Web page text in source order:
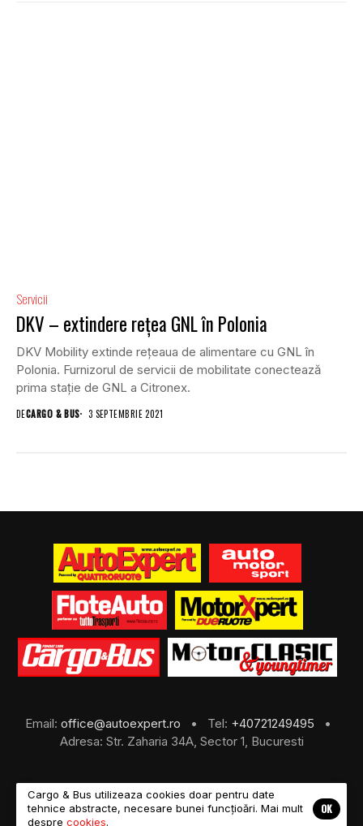
Servicii
DKV – extindere rețea GNL în Polonia
DKV Mobility extinde rețeaua de alimentare cu GNL în
Polonia. Furnizorul de servicii de mobilitate conectează
prima stație de GNL a Citronex.
DECARGO & BUS 3 SEPTEMBRIE 2021
Email: office@autoexpert.ro • Tel: +40721249495
•
Adresa: Str. Zaharia 34A, Sector 1, Bucuresti
©2026 Cargo & Bus
Cargo & Bus utilizeaza cookies doar pentru date
tehnice abstracte, necesare bunei funcțioări. Mai mult
despre cookies.
OK